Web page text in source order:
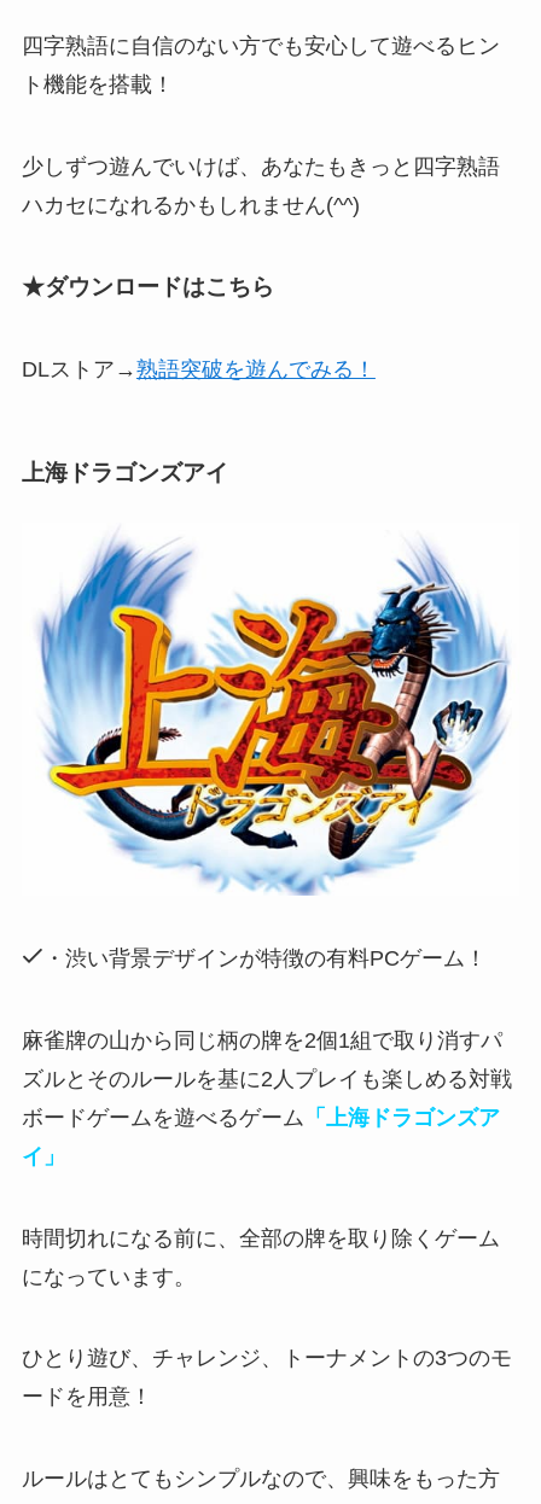
四字熟語に自信のない方でも安心して遊べる ヒン
ト機能を搭載 ！
少しずつ遊んでいけば、あなたもきっと四字熟語
ハカセになれるかもしれません(^^)
★ダウンロードはこちら
DLストア→熟語突破を遊んでみる！
上海ドラゴンズアイ
・渋い背景デザインが特徴の有料PCゲーム！
麻雀牌の山から同じ柄の牌を2個1組で取り消すパ
ズルとそのルールを基に2人プレイも楽しめる対戦
ボードゲームを遊べるゲーム 「上海ドラゴンズア
イ」
時間切れになる前に、全部の牌を取り除くゲーム
になっています。
ひとり遊び、チャレンジ、トーナメントの3つのモ
ードを用意！
ルールはとてもシンプルなので、興味をもった方